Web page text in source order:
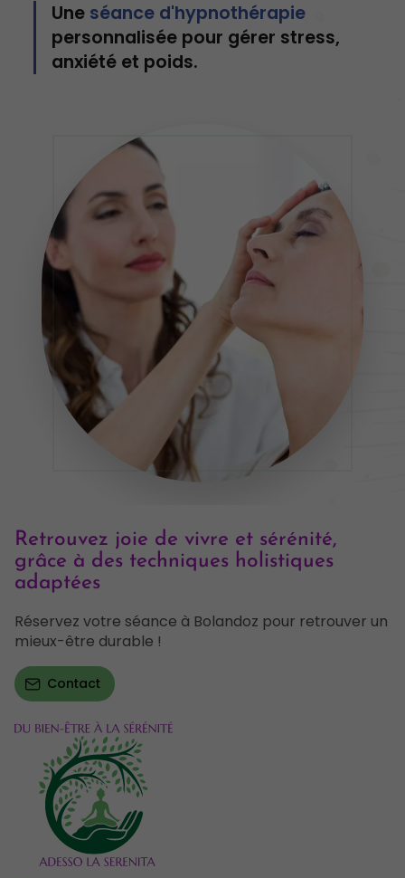
Une séance d'hypnothérapie
personnalisée pour gérer stress,
anxiété et poids.
Retrouvez joie de vivre et sérénité,
grâce à des techniques holistiques
adaptées
Réservez votre séance à Bolandoz pour retrouver un
mieux-être durable !
Contact